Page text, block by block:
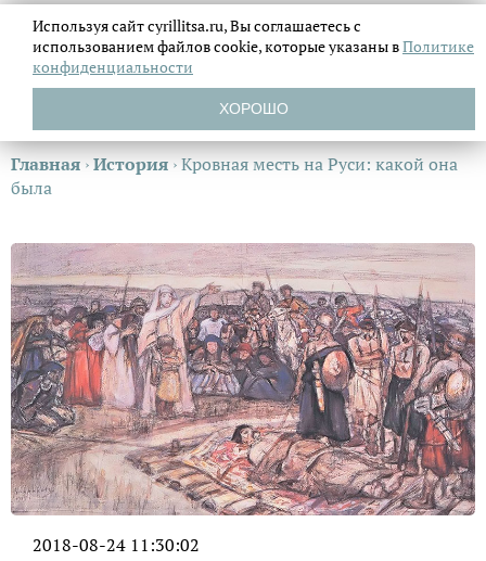
Главная ›История ›Кровная месть на Руси: какой она
была
2018-08-24 11:30:02
Используя сайт cyrillitsa.ru, Вы соглашаетесь с
использованием файловcookie, которые указаны вПолитике
конфиденциальности
ХОРОШО